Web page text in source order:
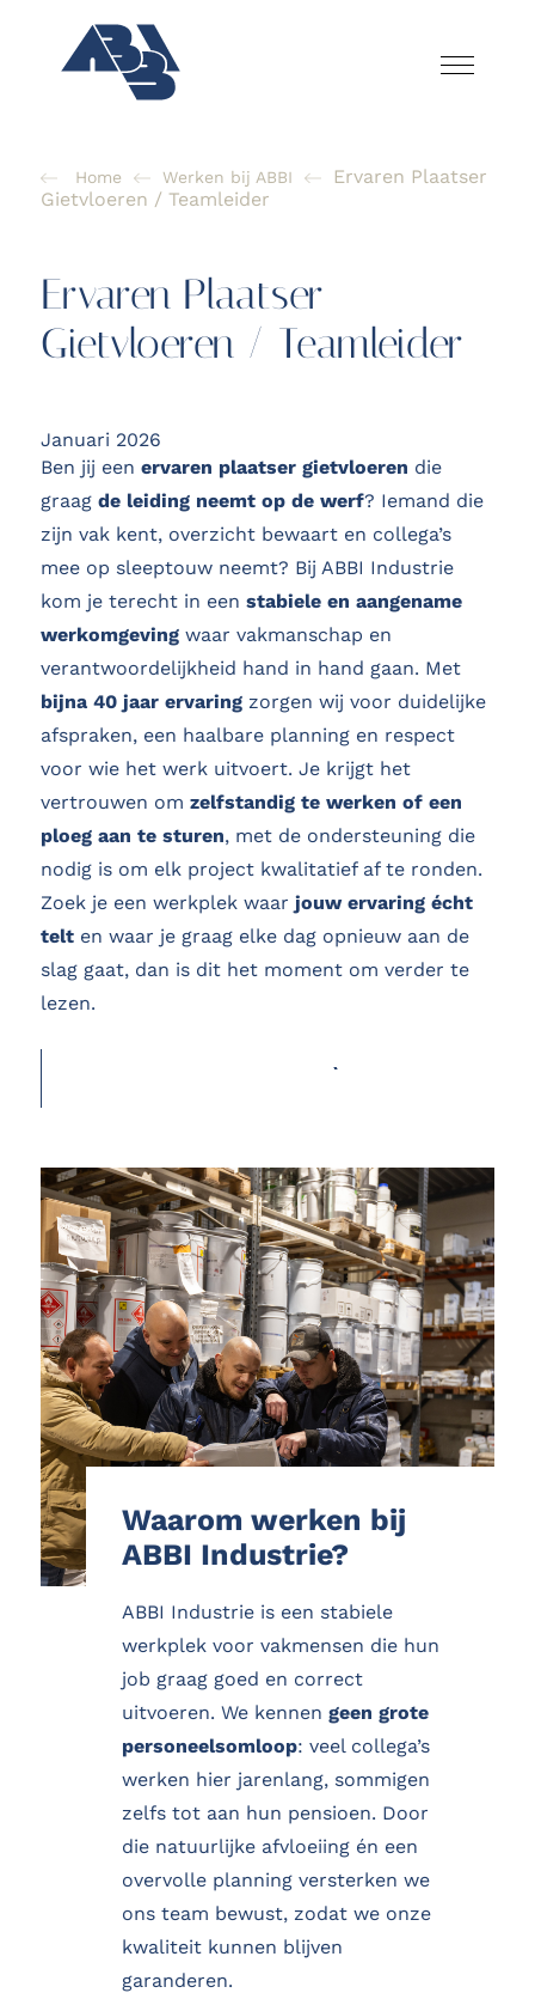
Home Werken bij ABBI
Ervaren Plaatser
Gietvloeren / Teamleider
Ervaren Plaatser
Gietvloeren / Teamleider
Januari 2026
Ben jij een ervaren plaatser gietvloeren die
graag de leiding neemt op de werf? Iemand die
zijn vak kent, overzicht bewaart en collega’s
mee op sleeptouw neemt? Bij ABBI Industrie
kom je terecht in een stabiele en aangename
werkomgevingwaar vakmanschap en
verantwoordelijkheid hand in hand gaan. Met
bijna 40 jaar ervaringzorgen wij voor duidelijke
afspraken, een haalbare planning en respect
voor wie het werk uitvoert. Je krijgt het
vertrouwen om zelfstandig te werken of een
ploeg aan te sturen, met de ondersteuning die
nodig is om elk project kwalitatief af te ronden.
Zoek je een werkplek waar jouw ervaring écht
telten waar je graag elke dag opnieuw aan de
slag gaat, dan is dit het moment om verder te
lezen.
Waarom werken bij
ABBI Industrie?
ABBI Industrie is een stabiele
werkplek voor vakmensen die hun
job graag goed en correct
uitvoeren. We kennen geen grote
personeelsomloop: veel collega’s
werken hier jarenlang, sommigen
zelfs tot aan hun pensioen. Door
die natuurlijke afvloeiing én een
overvolle planning versterken we
ons team bewust, zodat we onze
kwaliteit kunnen blijven
garanderen.